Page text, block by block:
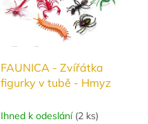
FAUNICA - Zvířátka
figurky v tubě - Hmyz
Ihned k odeslání (2 ks)